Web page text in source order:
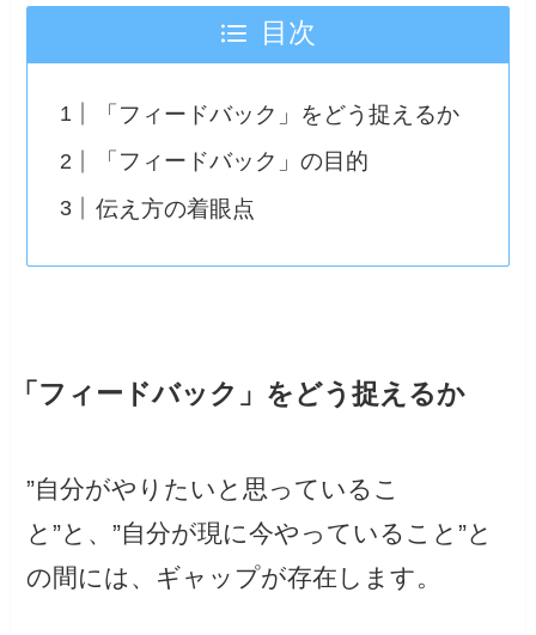
目次
「フィードバック」をどう捉えるか
「フィードバック」の目的
伝え方の着眼点
「フィードバック」をどう捉えるか
”自分がやりたいと思っているこ
と”と、”自分が現に今やっていること”と
の間には、ギャップが存在します。